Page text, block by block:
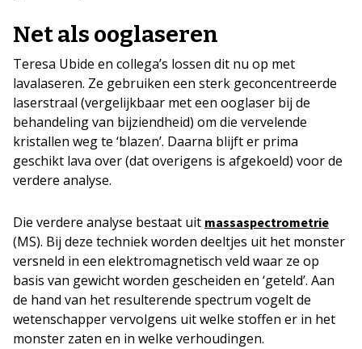
Net als ooglaseren
Teresa Ubide en collega’s lossen dit nu op met
lavalaseren. Ze gebruiken een sterk geconcentreerde
laserstraal (vergelijkbaar met een ooglaser bij de
behandeling van bijziendheid) om die vervelende
kristallen weg te ‘blazen’. Daarna blijft er prima
geschikt lava over (dat overigens is afgekoeld) voor de
verdere analyse.
Die verdere analyse bestaat uit massaspectrometrie
(MS). Bij deze techniek worden deeltjes uit het monster
versneld in een elektromagnetisch veld waar ze op
basis van gewicht worden gescheiden en ‘geteld’. Aan
de hand van het resulterende spectrum vogelt de
wetenschapper vervolgens uit welke stoffen er in het
monster zaten en in welke verhoudingen.